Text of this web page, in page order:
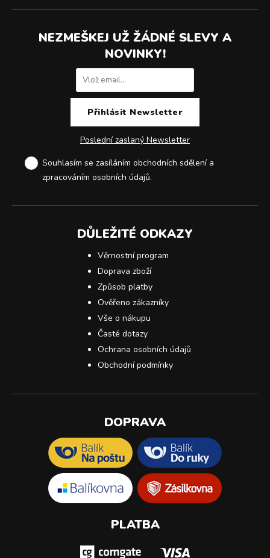
NEZMEŠKEJ UŽ ŽÁDNÉ SLEVY A
NOVINKY!
Poslední zaslaný Newsletter
Souhlasím se zasíláním obchodních sdělení a
zpracováním osobních údajů.
DŮLEŽITÉ ODKAZY
Věrnostní program
Doprava zboží
Způsob platby
Ověřeno zákazníky
Vše o nákupu
Časté dotazy
Ochrana osobních údajů
Obchodní podmínky
DOPRAVA
PLATBA